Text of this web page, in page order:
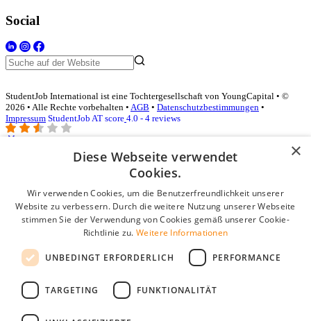
Social
StudentJob International ist eine Tochtergesellschaft von YoungCapital • ©
2026 • Alle Rechte vorbehalten • AGB • Datenschutzbestimmungen •
Impressum StudentJob AT score 4.0 - 4 reviews
Login für Unternehmen
E-Mail*
Passwort
Angemeldet bleiben
Passwort vergessen?
Kostenloses Unternehmensprofil
×
Diese Webseite verwendet
Cookies.
Wir verwenden Cookies, um die Benutzerfreundlichkeit unserer
Website zu verbessern. Durch die weitere Nutzung unserer Webseite
stimmen Sie der Verwendung von Cookies gemäß unserer Cookie-
Richtlinie zu. Weitere Informationen
UNBEDINGT ERFORDERLICH PERFORMANCE
TARGETING FUNKTIONALITÄT